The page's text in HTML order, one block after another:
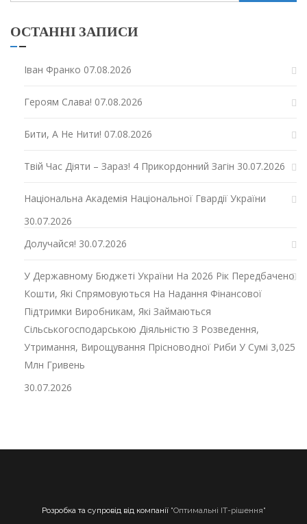
ОСТАННІ ЗАПИСИ
Іван Франко 07.08.2026
Героям Слава! 07.08.2026
Бити, А Не Нити! 07.08.2026
Твій Час Діяти – Зараз! 4 Прикордонний Загін 30.07.2026
Національна Академія Національної Гвардії України
30.07.2026
Долучайся! 30.07.2026
У Державному Бюджеті України На 2026 Рік Передбачено
Кошти, Які Спрямовуються На Надання Фінансової
Підтримки Виробникам, Які Займаються
Сільськогосподарською Діяльністю З Розведення,
Утримання, Вирощування Прісноводної Риби У Сумі 3,025
Млн Гривень
30.07.2026
Розробка та супровід від компанії "Оптимальні ІТ-рішення"